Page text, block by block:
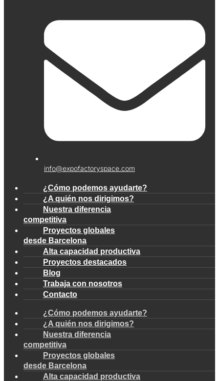
info@expofactoryspace.com
¿Cómo podemos ayudarte?
¿A quién nos dirigimos?
Nuestra diferencia
competitiva
Proyectos globales
desde Barcelona
Alta capacidad productiva
Proyectos destacados
Blog
Trabaja con nosotros
Contacto
¿Cómo podemos ayudarte?
¿A quién nos dirigimos?
Nuestra diferencia
competitiva
Proyectos globales
desde Barcelona
Alta capacidad productiva